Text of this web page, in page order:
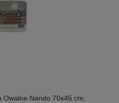
Nando 70x45 cm,